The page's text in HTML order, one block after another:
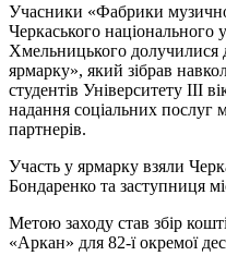
Учасники «Фабрики
Черкаського національного
Хмельницького долучилися
ярмарку», який зібрав
студентів Університету ІІІ
надання соціальних послуг
партнерів.
Участь у ярмарку взяли
Бондаренко та заступниця
Метою заходу став збір
«Аркан» для 82-ї окремої